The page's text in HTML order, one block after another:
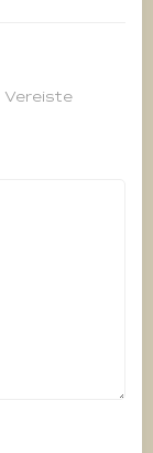
Vereiste